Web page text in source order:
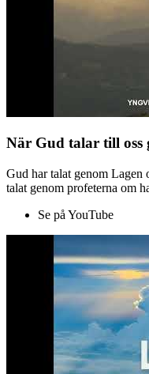
När Gud talar till oss
Gud har talat genom Lagen
talat genom profeterna om
Se på YouTube